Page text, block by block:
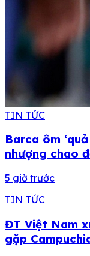
TIN TỨC
Barca ôm
nhượng chao
5 giờ trước
TIN TỨC
ĐT Việt Nam
gặp